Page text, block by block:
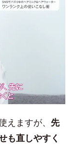
えますが、 先
も直しやすく